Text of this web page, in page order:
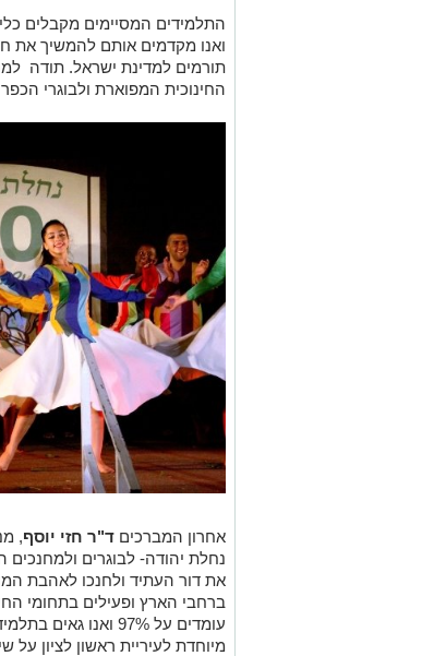
התלמידים המסיימים מקבלים
ואנו מקדמים אותם להמשיך את
תורמים למדינת ישראל. תודה
החינוכית המפוארת ולבוגרי
אחרון המברכים ד"ר חזי יוסף,
נחלת יהודה- לבוגרים
את דור העתיד ולחנכו לאהבת
ברחבי הארץ ופעילים בתחומי
עומדים על 97%
מיוחדת לעיריית ראשון לציון על